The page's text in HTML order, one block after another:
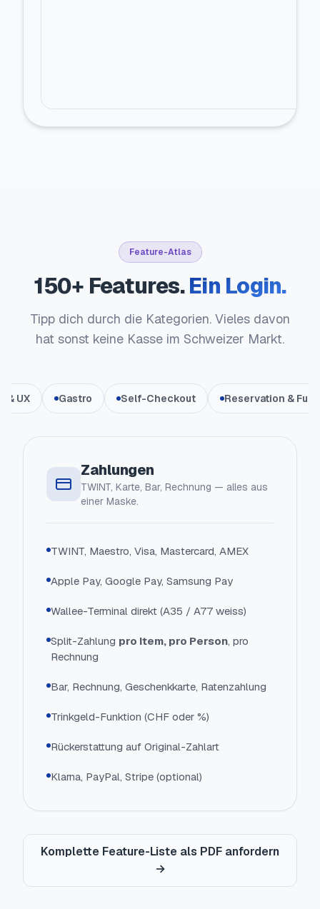
Feature-Atlas
150+ Features. Ein Login.
Tipp dich durch die Kategorien. Vieles davon
hat sonst keine Kasse im Schweizer Markt.
& UX Gastro Self-Checkout Reservation &
Zahlungen
TWINT, Karte, Bar, Rechnung — alles aus
einer Maske.
TWINT, Maestro, Visa, Mastercard, AMEX
Apple Pay, Google Pay, Samsung Pay
Wallee-Terminal direkt (A35 / A77 weiss)
Split-Zahlung pro Item, pro Person, pro
Rechnung
Bar, Rechnung, Geschenkkarte, Ratenzahlung
Trinkgeld-Funktion (CHF oder %)
Rückerstattung auf Original-Zahlart
Klarna, PayPal, Stripe (optional)
Komplette Feature-Liste als PDF anfordern
→